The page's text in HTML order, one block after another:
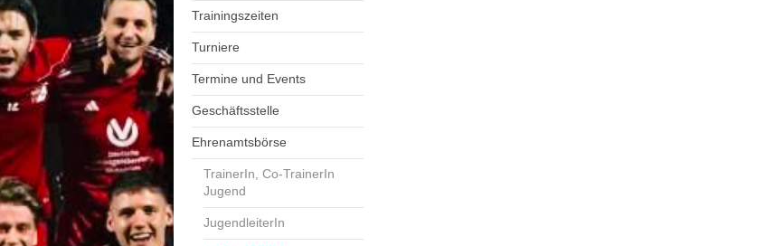
Trainingszeiten
Turniere
Termine und Events
Geschäftsstelle
Ehrenamtsbörse
TrainerIn, Co-TrainerIn
Jugend
JugendleiterIn